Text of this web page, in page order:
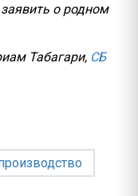
о родном
Табагари, СБ